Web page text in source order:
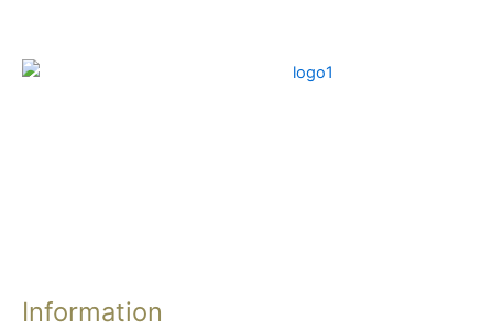
Information